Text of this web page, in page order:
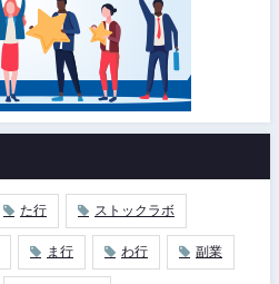
た行 ストックラボ
ま行 わ行 副業